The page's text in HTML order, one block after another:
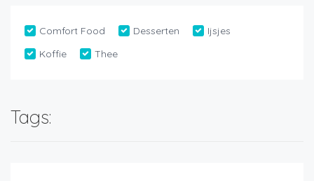
Comfort Food Desserten
Ijsjes
Koffie
Thee
Tags: